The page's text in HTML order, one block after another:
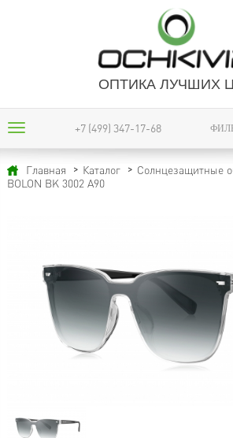
ОПТИКА ЛУЧШИХ
+7 (499) 347-17-68
Главная Каталог Солнцезащитные
BOLON BK 3002 A90